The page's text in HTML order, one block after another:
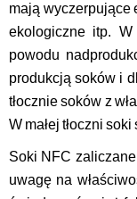
mają wyczerpujące
ekologiczne itp.
powodu
produkcją soków i
tłocznie soków z
W małej tłoczni
Soki NFC
uwagę na